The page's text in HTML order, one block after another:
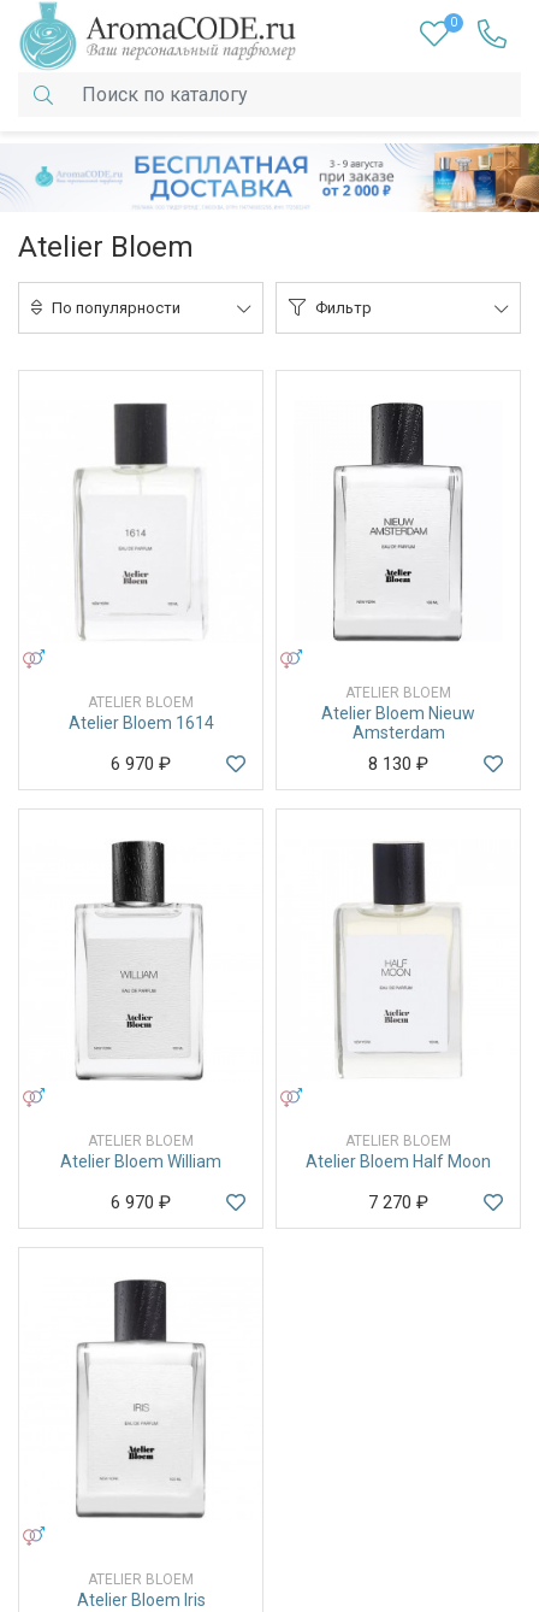
0
Atelier Bloem
По популярности Фильтр
ATELIER BLOEM
Atelier Bloem 1614
6 970 ₽
ATELIER BLOEM
Atelier Bloem Nieuw
Amsterdam
8 130 ₽
ATELIER BLOEM
Atelier Bloem William
6 970 ₽
ATELIER BLOEM
Atelier Bloem Half Moon
7 270 ₽
ATELIER BLOEM
Atelier Bloem Iris